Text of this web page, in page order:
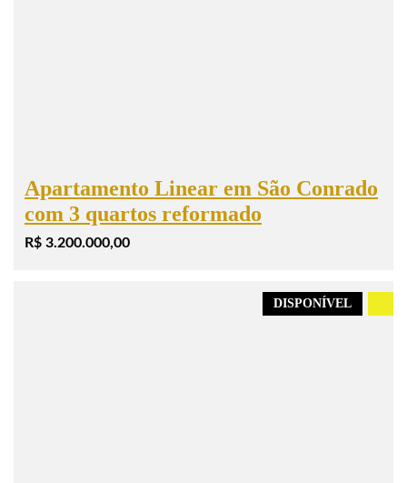
Apartamento Linear em São Conrado
com 3 quartos reformado
R$ 3.200.000,00
DISPONÍVEL